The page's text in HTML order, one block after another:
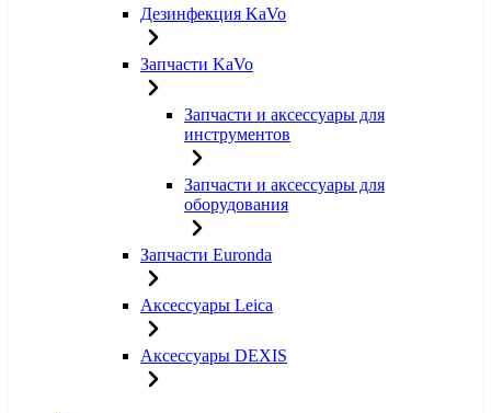
Дезинфекция KaVo
Запчасти KaVo
Запчасти и аксессуары для
инструментов
Запчасти и аксессуары для
оборудования
Запчасти Euronda
Аксессуары Leica
Аксессуары DEXIS